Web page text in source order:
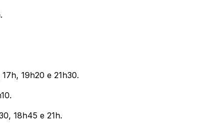
19h20 e 21h30.
18h45 e 21h.